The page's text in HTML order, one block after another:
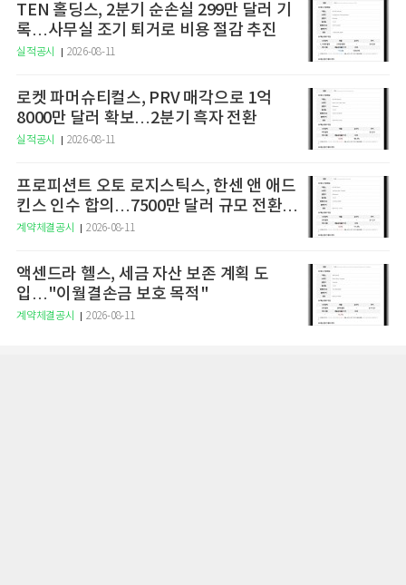
TEN 홀딩스, 2분기 순손실 299만 달러 기
록…사무실 조기 퇴거로 비용 절감 추진
실적공시 2026-08-11
로켓 파머슈티컬스, PRV 매각으로 1억
8000만 달러 확보…2분기 흑자 전환
실적공시 2026-08-11
프로피션트 오토 로지스틱스, 한센 앤 애드
킨스 인수 합의…7500만 달러 규모 전환사
채 발행 추진
계약체결공시 2026-08-11
액센드라 헬스, 세금 자산 보존 계획 도
입…"이월결손금 보호 목적"
계약체결공시 2026-08-11